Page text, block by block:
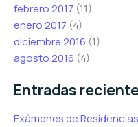
febrero 2017 (11)
enero 2017 (4)
diciembre 2016 (1)
agosto 2016 (4)
Entradas
Exámenes de